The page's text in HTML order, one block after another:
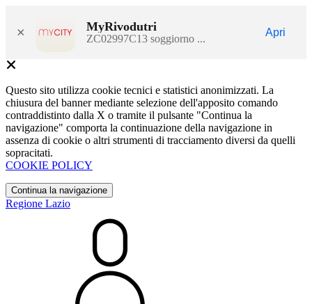
× MyRivodutri
ZC02997C13 soggiorno ...
Apri
Questo sito utilizza cookie tecnici e statistici anonimizzati. La
chiusura del banner mediante selezione dell'apposito comando
contraddistinto dalla X o tramite il pulsante "Continua la
navigazione" comporta la continuazione della navigazione in
assenza di cookie o altri strumenti di tracciamento diversi da quelli
sopracitati.
COOKIE POLICY
Continua la navigazione
Regione Lazio